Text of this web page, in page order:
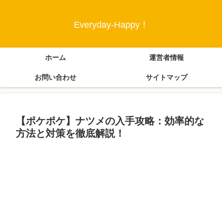
Everyday-Happy！
ホーム 運営者情報
お問い合わせ サイトマップ
【ポケポケ】ナツメの入手攻略：効率的な
方法と対策を徹底解説！